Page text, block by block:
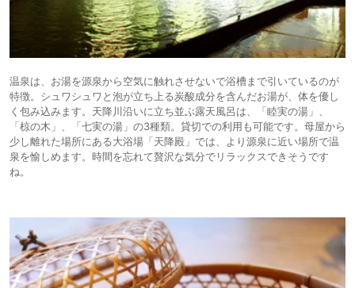
温泉は、お湯を源泉から空気に触れさせないで浴槽まで引いているのが
特徴。シュワシュワと泡が立ち上る炭酸成分を含んだお湯が、体を優し
く包み込みます。天降川沿いに立ち並ぶ露天風呂は、「睦実の湯」、
「椋の木」、「七実の湯」の3種類。貸切での利用も可能です。母屋から
少し離れた場所にある大浴場「天降殿」では、より源泉に近い場所で温
泉を愉しめます。時間を忘れて贅沢な気分でリラックスできそうです
ね。